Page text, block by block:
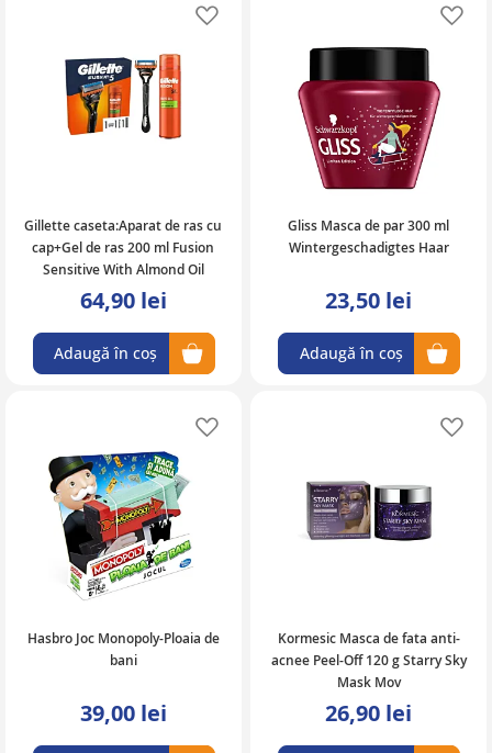
Gillette caseta:Aparat de ras cu
cap+Gel de ras 200 ml Fusion
Sensitive With Almond Oil
64,90 lei
Adaugă în coș
Gliss Masca de par 300 ml
Wintergeschadigtes Haar
23,50 lei
Adaugă în coș
Hasbro Joc Monopoly-Ploaia de
bani
39,00 lei
Kormesic Masca de fata anti-
acnee Peel-Off 120 g Starry Sky
Mask Mov
26,90 lei